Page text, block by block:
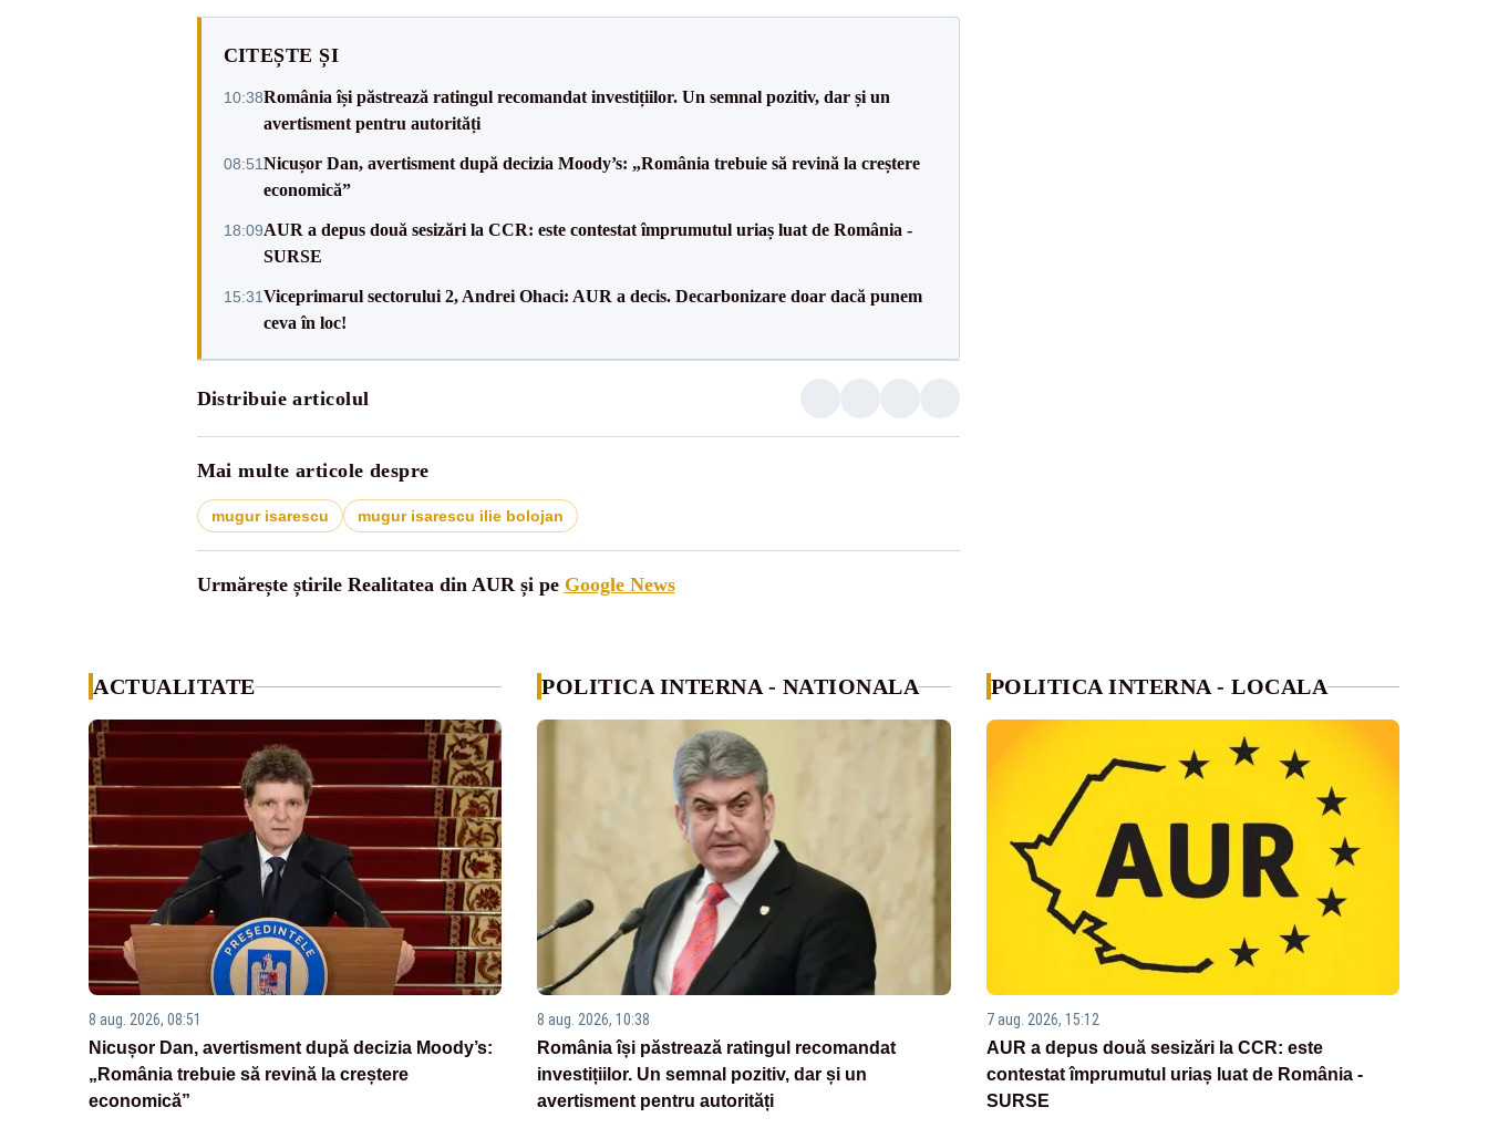
CITEȘTE ȘI
10:38România își păstrează ratingul recomandat investițiilor. Un semnal pozitiv, dar și un
avertisment pentru autorități
08:51Nicușor Dan, avertisment după decizia Moody’s: „România trebuie să revină la creștere
economică”
18:09AUR a depus două sesizări la CCR: este contestat împrumutul uriaș luat de România -
SURSE
15:31Viceprimarul sectorului 2, Andrei Ohaci: AUR a decis. Decarbonizare doar dacă punem
ceva în loc!
Distribuie articolul
Mai multe articole despre
mugur isarescu mugur isarescu ilie bolojan
Urmărește știrile Realitatea din AUR și pe Google News
ACTUALITATE
8 aug. 2026, 08:51
Nicușor Dan, avertisment după decizia Moody’s:
„România trebuie să revină la creștere
economică”
POLITICA INTERNA - NATIONALA
8 aug. 2026, 10:38
România își păstrează ratingul recomandat
investițiilor. Un semnal pozitiv, dar și un
avertisment pentru autorități
POLITICA INTERNA - LOCALA
7 aug. 2026, 15:12
AUR a depus două sesizări la CCR: este
contestat împrumutul uriaș luat de România -
SURSE